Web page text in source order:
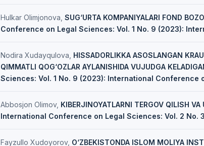
Hulkar Olimjonova, SUG‘URTA KOMPANIYALARI FOND
Conference on Legal Sciences: Vol. 1 No. 9 (2023):
Nodira Xudayqulova, HISSADORLIKKA ASOSLANGAN
QIMMATLI QOG‘OZLAR AYLANISHIDA VUJUDGA
Sciences: Vol. 1 No. 9 (2023): International Conference
Abbosjon Olimov, KIBERJINOYATLARNI TERGOV QILISH
International Conference on Legal Sciences: Vol. 2
Fayzullo Xudoyorov, O‘ZBEKISTONDA ISLOM MOLIYA